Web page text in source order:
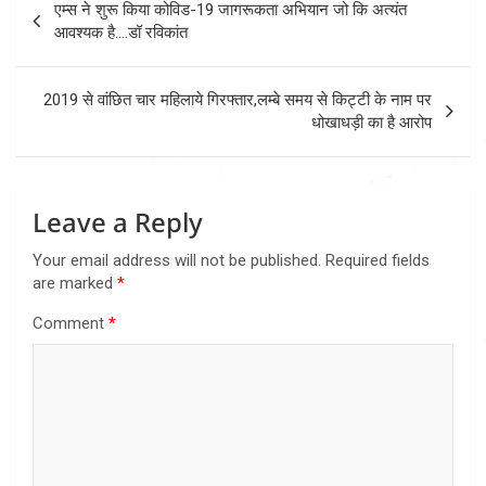
navigation
एम्स ने शुरू किया कोविड-19 जागरूकता अभियान जो कि अत्यंत
आवश्यक है….डॉ रविकांत
2019 से वांछित चार महिलाये गिरफ्तार,लम्बे समय से किट्टी के नाम पर
धोखाधड़ी का है आरोप
Leave a Reply
Your email address will not be published. Required fields
are marked *
Comment *